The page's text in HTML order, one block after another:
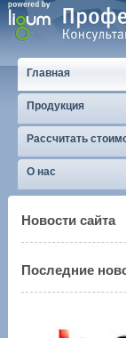
Главная
Продукция
Рассчитать
О нас
Новости сайта
Последние